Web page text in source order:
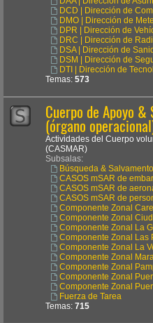
DCD | Dirección de
DMO | Dirección de
DPR | Dirección de
DRC | Dirección de
DSA | Dirección de
DSM | Dirección de
DTI | Dirección de
Temas: 573
Cuerpo de Apoyo
(órgano
Actividades del Cuerpo
(CASMAR)
Subsalas:
Búsqueda & Salvamento
CASOS mSAR de
CASOS mSAR de
CASOS mSAR de
Componente Zonal
Componente Zonal
Componente Zonal La
Componente Zonal Las
Componente Zonal La
Componente Zonal
Componente Zonal
Componente Zonal
Componente Zonal
Fuerza de Tarea
Temas: 715